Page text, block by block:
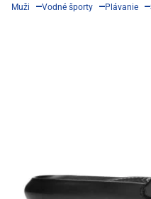
Muži Vodné športy Plávanie